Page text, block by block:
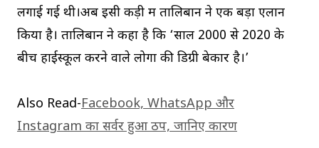
लगाई गई थी।अब इसी कड़ी में तालिबान ने एक बड़ा एलान
किया है। तालिबान ने कहा है कि ‘साल 2000 से 2020 के
बीच हाईस्कूल करने वाले लोगों की डिग्री बेकार है।’
Also Read-Facebook, WhatsApp और
Instagram का सर्वर हुआ ठप, जानिए कारण